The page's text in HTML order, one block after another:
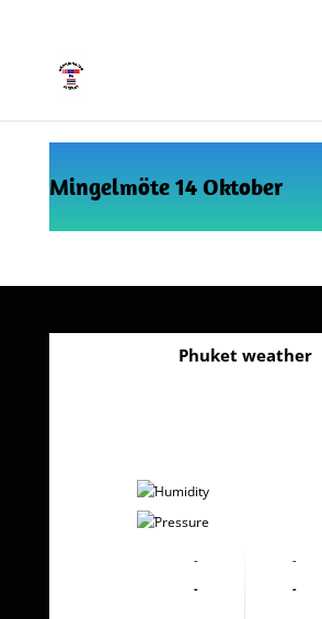
Mingelmöte 14 Oktober
Phuket weather
-
-
-
-
-
-